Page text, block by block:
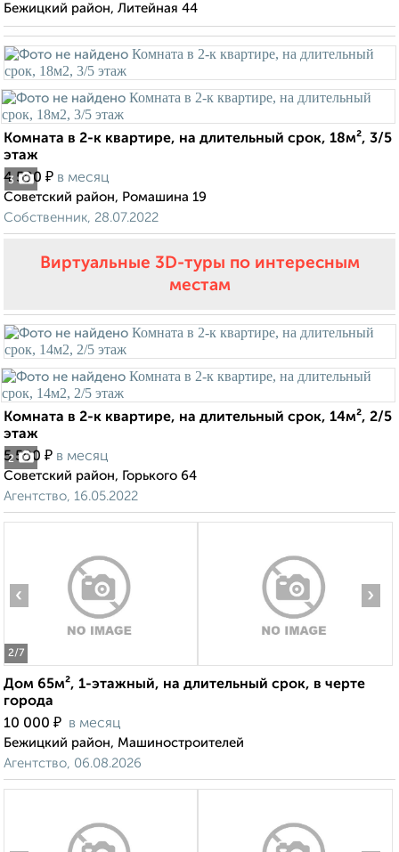
Бежицкий район, Литейная 44
3
Комната в 2-к квартире, на длительный срок, 18м², 3/5
этаж
4 500 ₽ в месяц
Советский район, Ромашина 19
Собственник, 28.07.2022
Виртуальные 3D-туры по интересным
местам
2
Комната в 2-к квартире, на длительный срок, 14м², 2/5
этаж
5 500 ₽ в месяц
Советский район, Горького 64
Агентство, 16.05.2022
2/7
‹ ›
Дом 65м², 1-этажный, на длительный срок, в черте
города
10 000 ₽ в месяц
Бежицкий район, Машиностроителей
Агентство, 06.08.2026